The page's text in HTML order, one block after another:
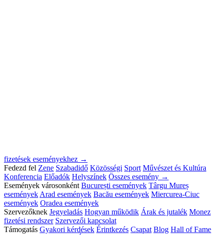
fizetések eseményekhez →
Fedezd fel Zene Szabadidő Közösségi Sport Művészet és Kultúra
Konferencia Előadók Helyszínek Összes esemény →
Események városonként București események Târgu Mureș
események Arad események Bacău események Miercurea-Ciuc
események Oradea események
Szervezőknek Jegyeladás Hogyan működik Árak és jutalék Monez
fizetési rendszer Szervezői kapcsolat
Támogatás Gyakori kérdések Érintkezés Csapat Blog Hall of Fame